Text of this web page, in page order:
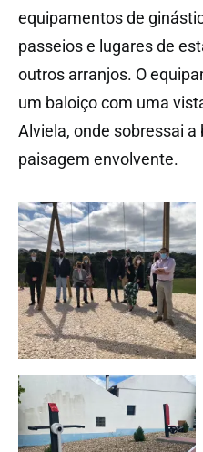
equipamentos de
passeios e lugares de
outros arranjos. O
um baloiço com uma
Alviela, onde sobressai
paisagem envolvente.